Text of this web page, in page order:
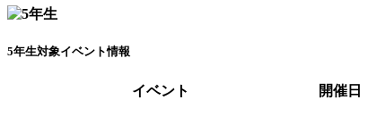
5年生対象イベント情報
イベント 開催日